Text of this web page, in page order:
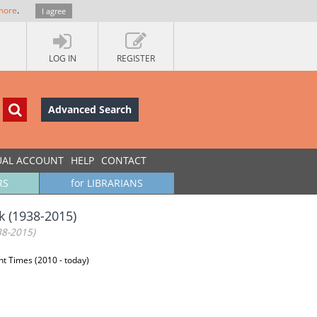
. I agree
LOG IN REGISTER
Advanced Search
ACCOUNT HELP CONTACT
for LIBRARIANS
(1938-2015)
2015)
Times (2010 - today)